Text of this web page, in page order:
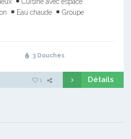
Eau chaude
Groupe
3 Douches
1 Détails